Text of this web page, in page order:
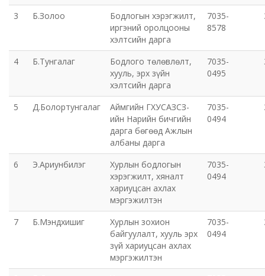
Шүүхийн шийдвэр гүйцэтгэх газар-437 дугаар
Эрүүл мэндийн газар
Авто тээврийн төв
Мал эмнэлгийн газар
Хүнс, хөдөө аж ахуйн газар
Баян-Өндөр сумын ЗДТГ
Орхон аймгийн Иргэний хэргийн давж заалдах
3 Б.Золоо
Бодлогын хэрэгжилт,
иргэний оролцооны
хэлтсийн дарга
7035-
8578
4 Б.Тунгалаг
Бодлого төлөвлөлт,
хууль, эрх зүйн
хэлтсийн дарга
7035-
0495
5 Д.Болортунгалаг
Аймгийн ГХУСАЗСЗ-
ийн Нарийн бичгийн
дарга бөгөөд Ажлын
албаны дарга
7035-
0494
6 Э.Ариунбилэг
Хурлын бодлогын
хэрэгжилт, хяналт
хариуцсан ахлах
мэргэжилтэн
7035-
0494
7 Б.Мэндхишиг
Хурлын зохион
байгуулалт, хууль эрх
зүй хариуцсан ахлах
мэргэжилтэн
7035-
0494